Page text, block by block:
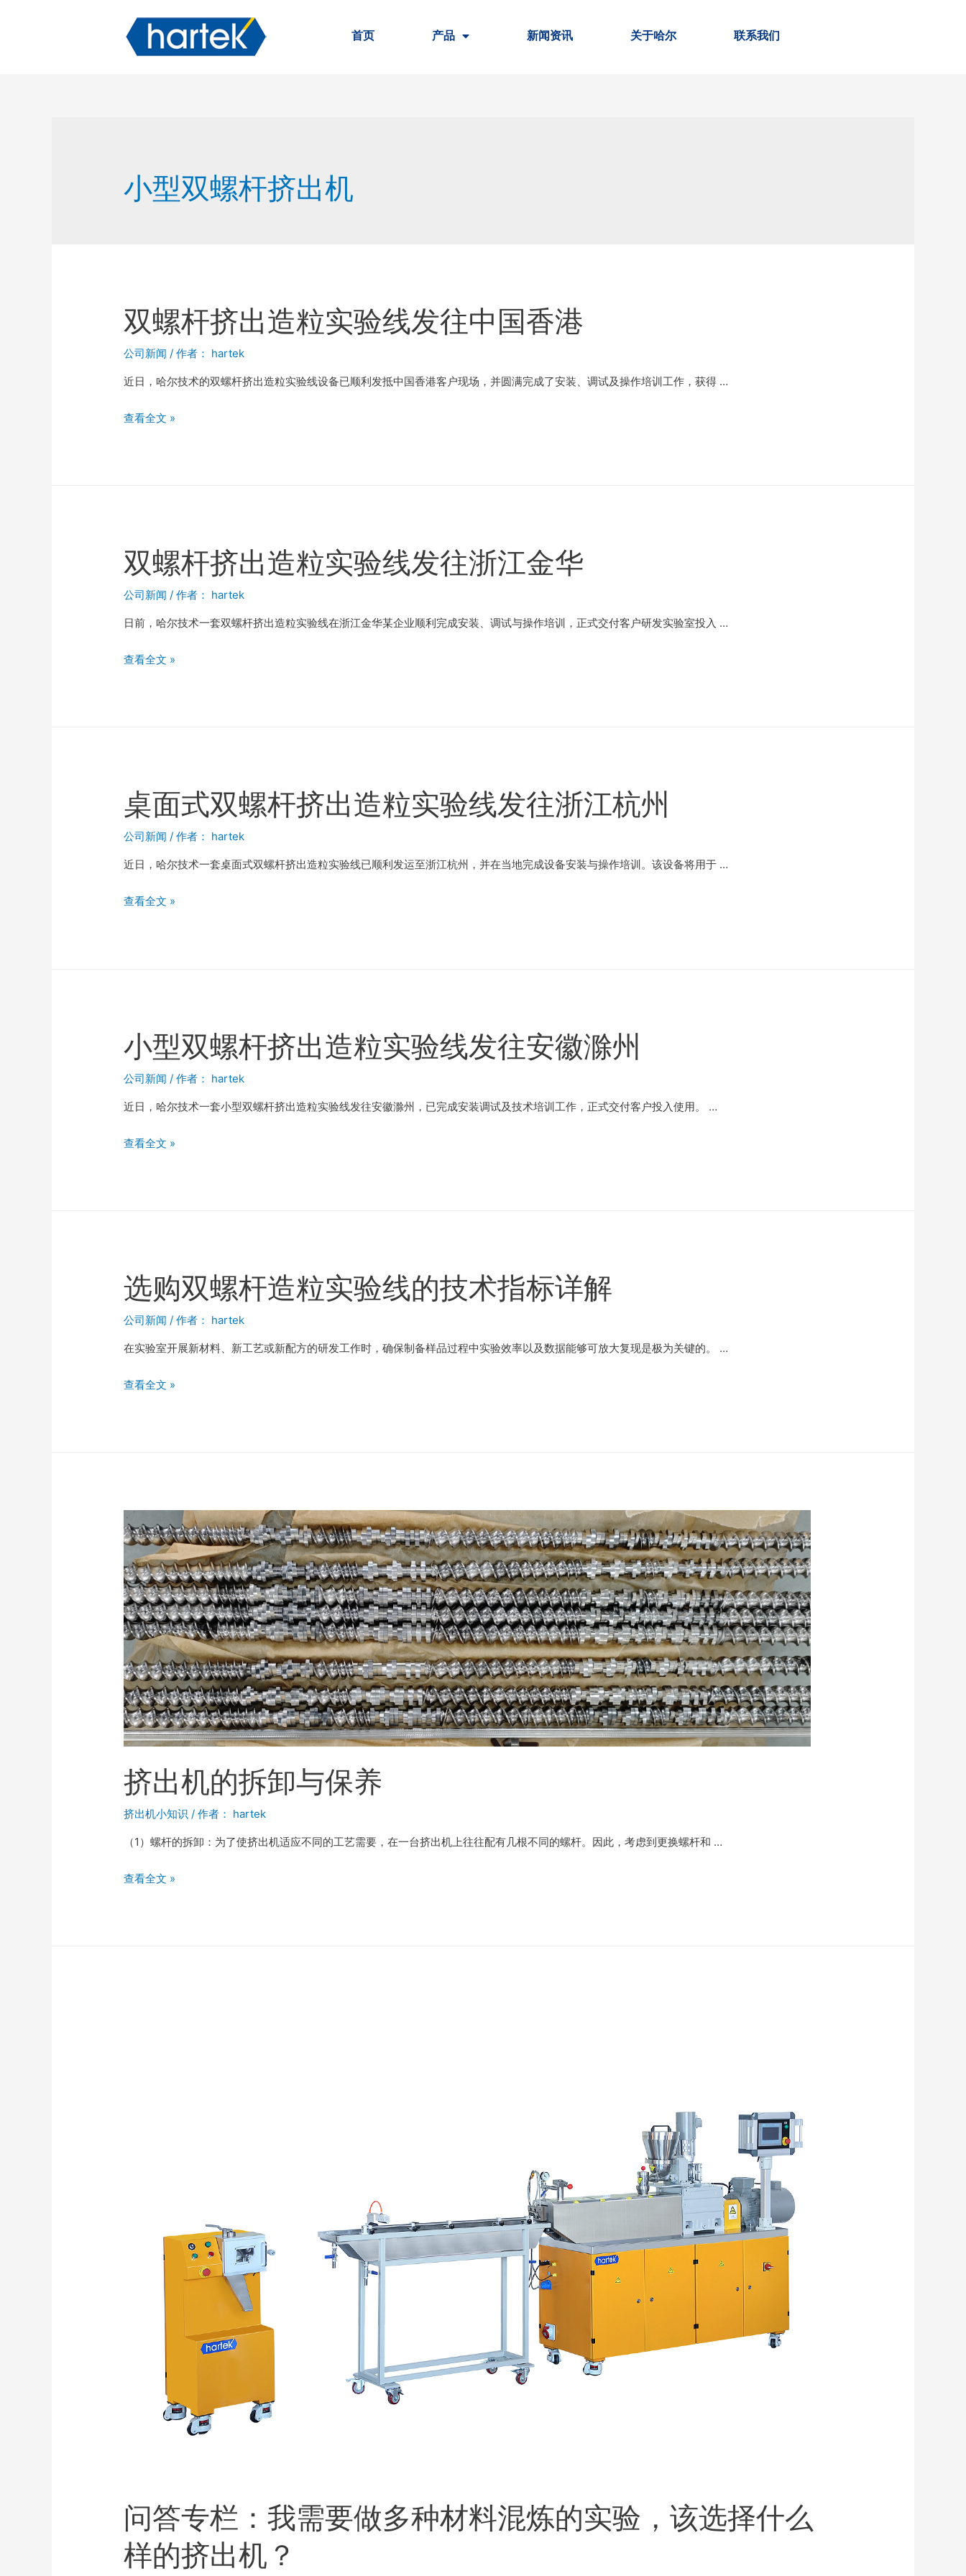
首页 产品 新闻资讯 关于哈尔 联系我们
小型双螺杆挤出机
双螺杆挤出造粒实验线发往中国香港
公司新闻 / 作者： hartek
近日，哈尔技术的双螺杆挤出造粒实验线设备已顺利发抵中国香港客户现场，并圆满完成了安装、调试及操作培训工作，获得 …
查看全文 »
双螺杆挤出造粒实验线发往浙江金华
公司新闻 / 作者： hartek
日前，哈尔技术一套双螺杆挤出造粒实验线在浙江金华某企业顺利完成安装、调试与操作培训，正式交付客户研发实验室投入 …
查看全文 »
桌面式双螺杆挤出造粒实验线发往浙江杭州
公司新闻 / 作者： hartek
近日，哈尔技术一套桌面式双螺杆挤出造粒实验线已顺利发运至浙江杭州，并在当地完成设备安装与操作培训。该设备将用于 …
查看全文 »
小型双螺杆挤出造粒实验线发往安徽滁州
公司新闻 / 作者： hartek
近日，哈尔技术一套小型双螺杆挤出造粒实验线发往安徽滁州，已完成安装调试及技术培训工作，正式交付客户投入使用。 …
查看全文 »
选购双螺杆造粒实验线的技术指标详解
公司新闻 / 作者： hartek
在实验室开展新材料、新工艺或新配方的研发工作时，确保制备样品过程中实验效率以及数据能够可放大复现是极为关键的。 …
查看全文 »
挤出机的拆卸与保养
挤出机小知识 / 作者： hartek
（1）螺杆的拆卸：为了使挤出机适应不同的工艺需要，在一台挤出机上往往配有几根不同的螺杆。因此，考虑到更换螺杆和 …
查看全文 »
问答专栏：我需要做多种材料混炼的实验，该选择什么
样的挤出机？